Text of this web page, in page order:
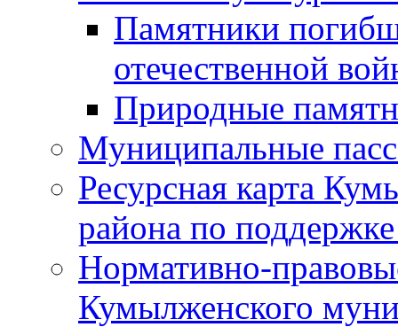
Памятники
отечественной
Природные
Муниципальные
Ресурсная карта
района по
Нормативно-
Кумылженского